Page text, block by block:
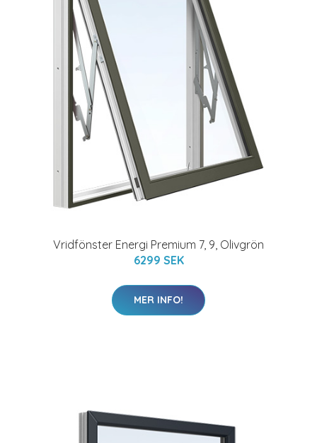
Vridfönster Energi Premium 7, 9, Olivgrön
6299 SEK
MER INFO!